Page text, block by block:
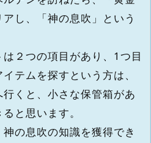
し、「神の息吹」という
は２つの項目があり、1つ目
テムを探すという方は、
くと、小さな保管箱があ
と思います。
の息吹の知識を獲得でき